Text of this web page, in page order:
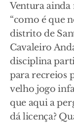
Ventura ainda
“como é que
distrito de
Cavaleiro
disciplina
para recreios
velho jogo
que aqui a
dá licença?